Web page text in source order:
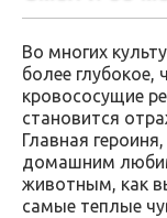
Во многих
более
кровососущие
становится
Главная
домашним
животным, как
самые теплые